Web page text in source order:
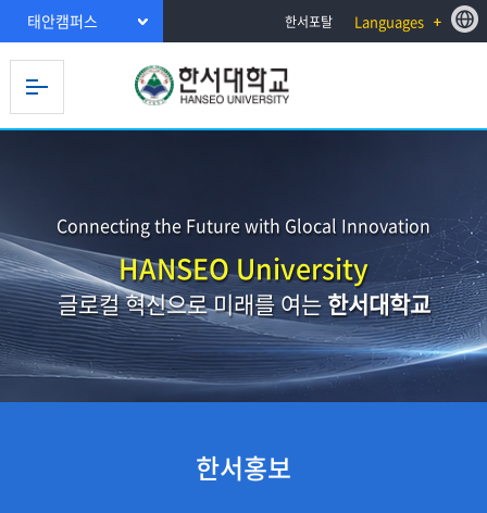
태안캠퍼스 한서포탈 Languages
Connecting the Future with Glocal Innovation
HANSEO University
글로컬 혁신으로 미래를 여는한서대학교
한서홍보